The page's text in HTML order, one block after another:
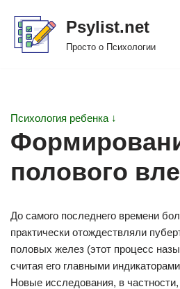
Перейти
Psylist.net
Просто о Психологии
Психология ребенка ↓
полового
До самого последнего времени
практически отождествляли
половых желез (этот процесс
считая его главными
Новые исследования, в